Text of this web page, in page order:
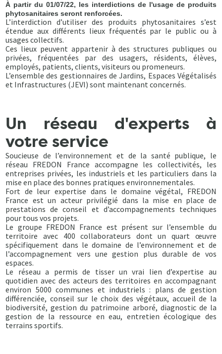
À partir du 01/07/22, les interdictions de l'usage de produits
phytosanitaires seront renforcées.
L’interdiction d’utiliser des produits phytosanitaires s’est
étendue aux différents lieux fréquentés par le public ou à
usages collectifs.
Ces lieux peuvent appartenir à des structures publiques ou
privées, fréquentées par des usagers, résidents, élèves,
employés, patients, clients, visiteurs ou promeneurs.
L’ensemble des gestionnaires de Jardins, Espaces Végétalisés
et Infrastructures (JEVI) sont maintenant concernés.
Un réseau d'experts à
votre service
Soucieuse de l’environnement et de la santé publique, le
réseau FREDON France accompagne les collectivités, les
entreprises privées, les industriels et les particuliers dans la
mise en place des bonnes pratiques environnementales.
Fort de leur expertise dans le domaine végétal, FREDON
France est un acteur privilégié dans la mise en place de
prestations de conseil et d’accompagnements techniques
pour tous vos projets.
Le groupe FREDON France est présent sur l’ensemble du
territoire avec 400 collaborateurs dont un quart œuvre
spécifiquement dans le domaine de l’environnement et de
l’accompagnement vers une gestion plus durable de vos
espaces.
Le réseau a permis de tisser un vrai lien d’expertise au
quotidien avec des acteurs des territoires en accompagnant
environ 5000 communes et industriels : plans de gestion
différenciée, conseil sur le choix des végétaux, accueil de la
biodiversité, gestion du patrimoine arboré, diagnostic de la
gestion de la ressource en eau, entretien écologique des
terrains sportifs.